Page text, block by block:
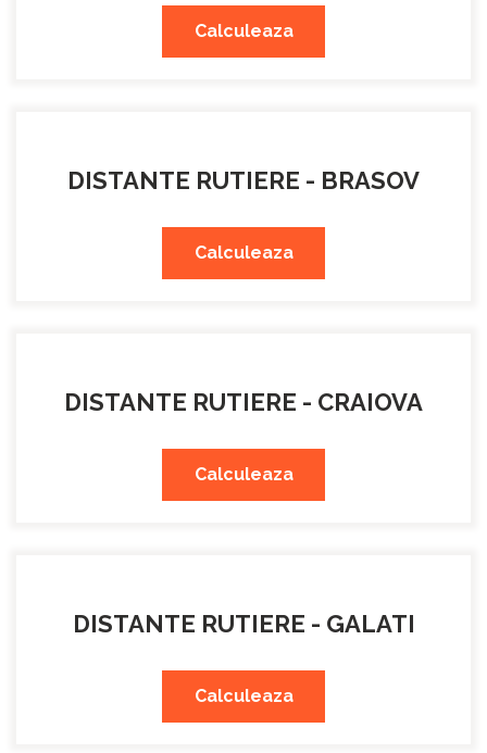
Calculeaza
DISTANTE RUTIERE - BRASOV
Calculeaza
DISTANTE RUTIERE - CRAIOVA
Calculeaza
DISTANTE RUTIERE - GALATI
Calculeaza